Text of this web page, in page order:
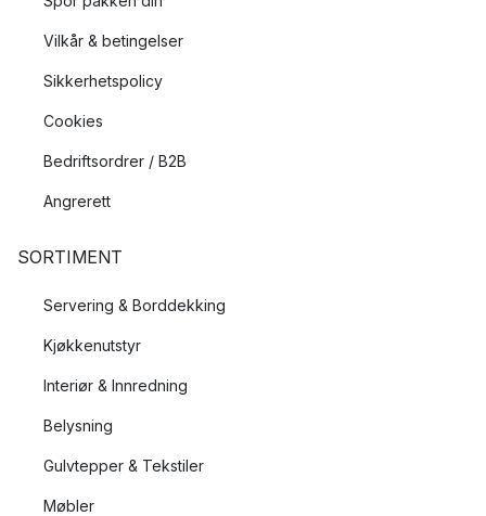
Vilkår & betingelser
Sikkerhetspolicy
Cookies
Bedriftsordrer / B2B
Angrerett
SORTIMENT
Servering & Borddekking
Kjøkkenutstyr
Interiør & Innredning
Belysning
Gulvtepper & Tekstiler
Møbler